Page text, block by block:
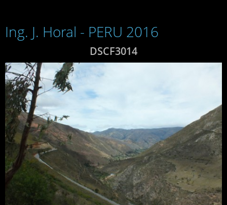
Ing. J. Horal - PERU 2016
DSCF3014